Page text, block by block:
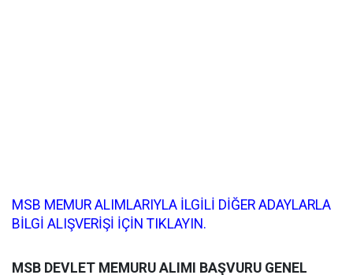
MSB MEMUR ALIMLARIYLA İLGİLİ DİĞER ADAYLARLA
BİLGİ ALIŞVERİŞİ İÇİN TIKLAYIN.
MSB DEVLET MEMURU ALIMI BAŞVURU GENEL